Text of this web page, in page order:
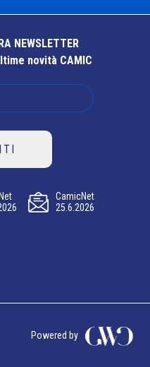
NEWSLETTER
novità CAMIC
CamicNet
25.6.2026
Powered by